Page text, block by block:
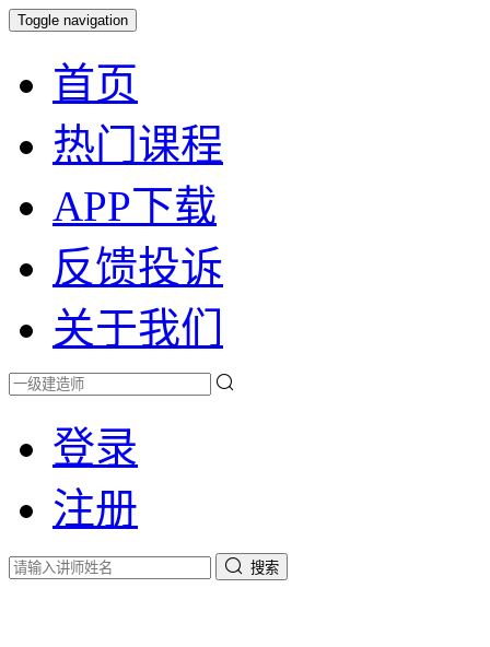
Toggle navigation
首页
热门课程
APP下载
反馈投诉
关于我们
登录
注册
搜索